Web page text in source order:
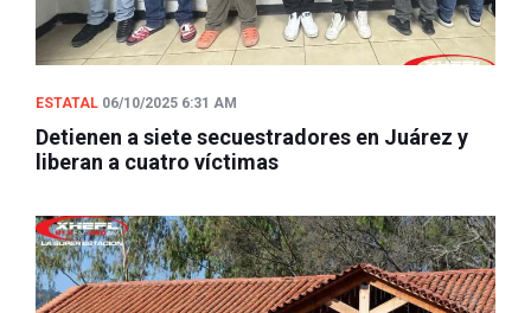
ESTATAL 06/10/2025 6:31 AM
Detienen a siete secuestradores en Juárez y
liberan a cuatro víctimas